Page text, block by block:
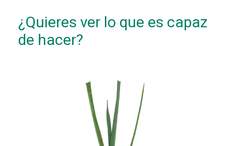
¿Quieres ver lo que es capaz
de hacer?